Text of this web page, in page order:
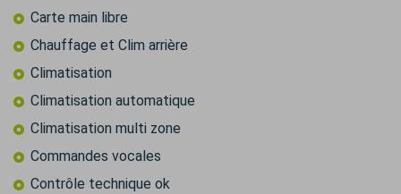
Carte main libre
Chauffage et Clim arrière
Climatisation
Climatisation automatique
Climatisation multi zone
Commandes vocales
Contrôle technique ok